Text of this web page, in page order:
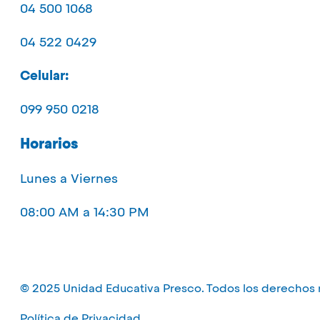
04 500 1068
04 522 0429
Celular:
099 950 0218
Horarios
Lunes a Viernes
08:00 AM a 14:30 PM
© 2025 Unidad Educativa Presco. Todos los derechos